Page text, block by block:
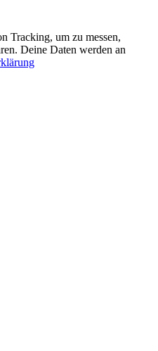
Tracking, um zu messen,
Deine Daten werden an